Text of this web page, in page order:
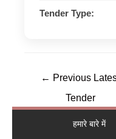
Tender Type:
← Previous
Tender
हमारे बारे में